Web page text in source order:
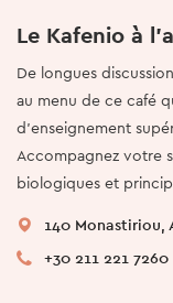
Le Kafenio à
De longues
au menu de ce café
d’enseignement
Accompagnez votre
biologiques et
140 Monastiriou,
+30 211 221 7260